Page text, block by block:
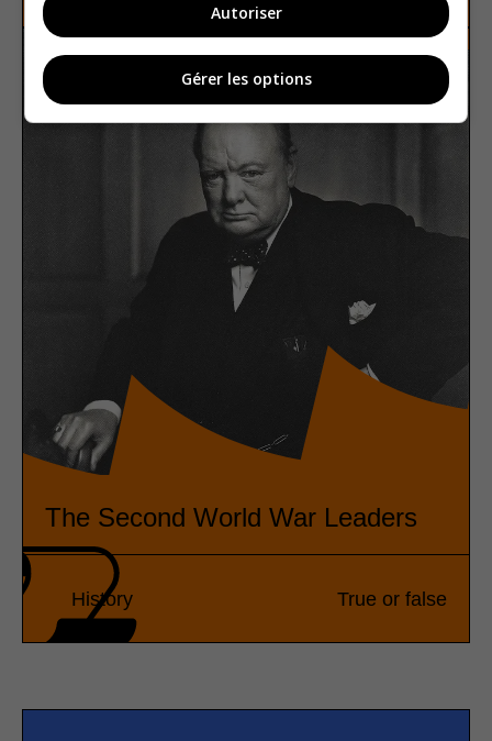
The Second World War Leaders
History True or false
Autoriser
Gérer les options